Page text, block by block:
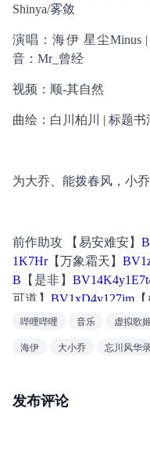
Shinya/雾敛
演唱：海伊 星尘Minus
音：Mr_曾经
视频：顺-其自然
曲绘：白川柏川 | 标题
为大乔、能拨春风，小
前作助攻 【易安难安】
1K7Hr【万象霜天】
B 【是非】
可道】 BV1xD4y127im
行】BV1Gg4y1a7vg【青
1ab411g7Fb 【祖龙吟】
【山河令】
【洛阳怀】
哔哩哔哩 音乐 虚拟歌
海伊 大小乔 忘川风华
发布评论